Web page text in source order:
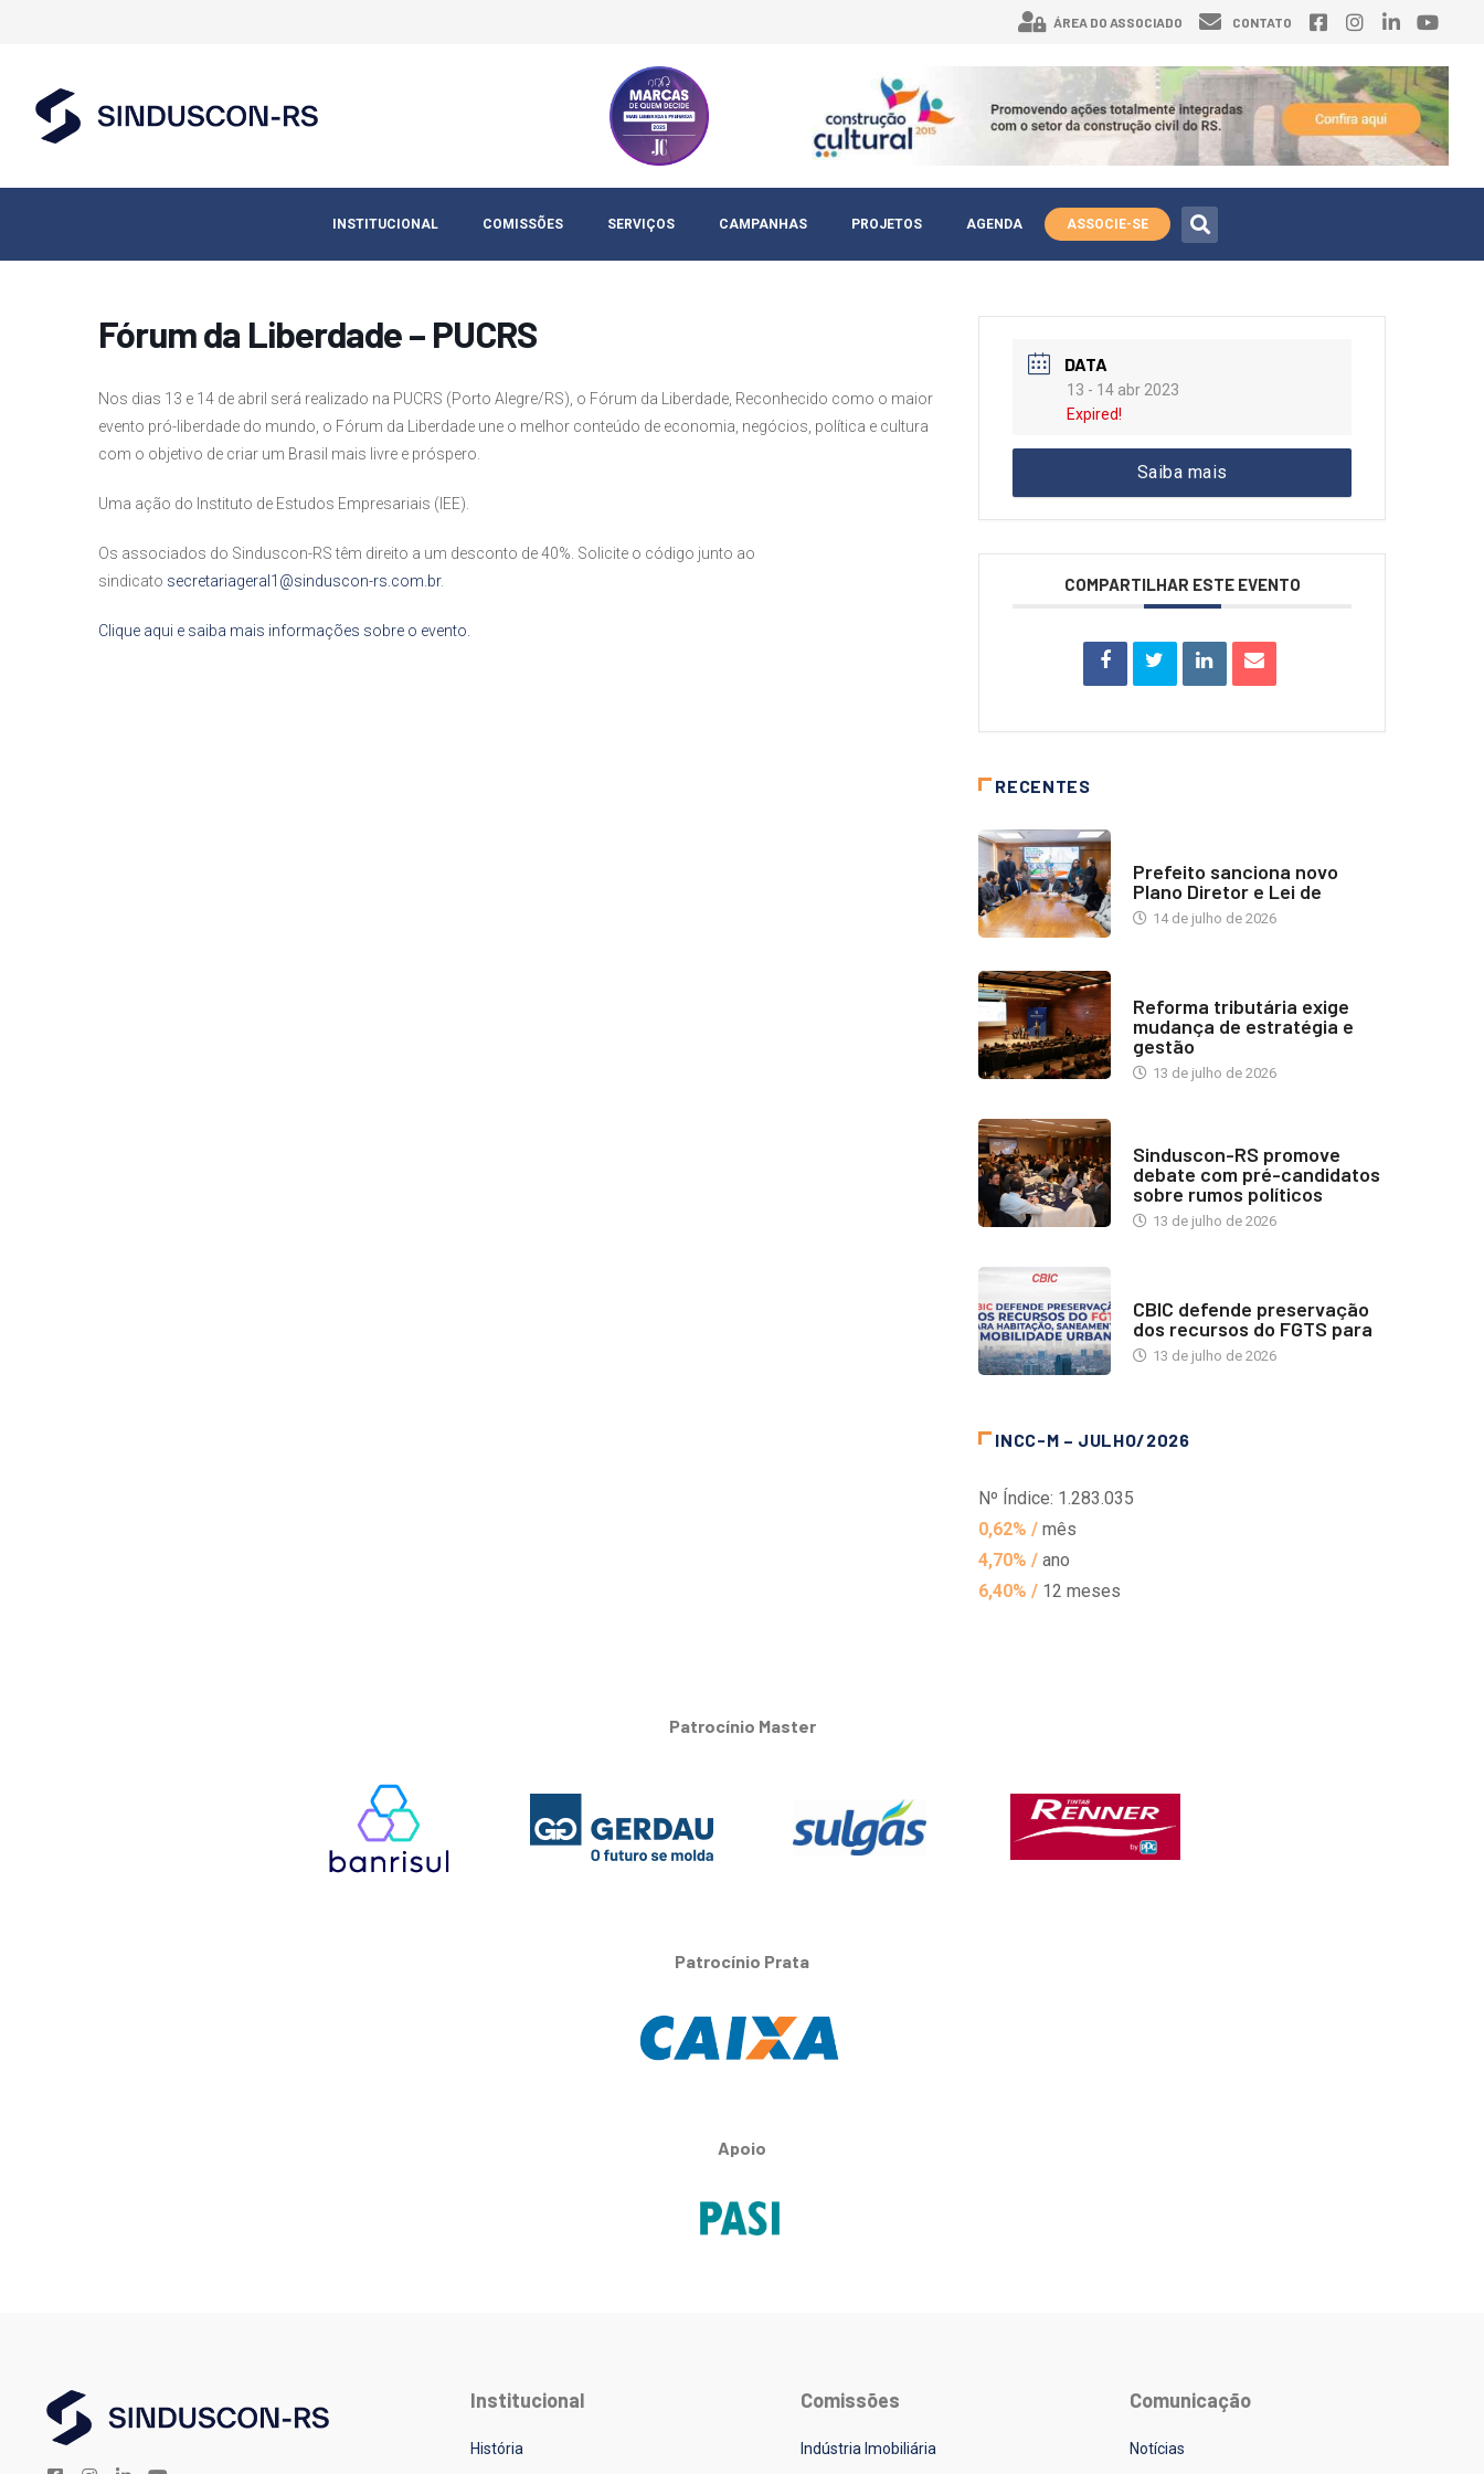
ÁREA DO ASSOCIADO CONTATO
INSTITUCIONAL COMISSÕES SERVIÇOS CAMPANHAS PROJETOS AGENDA ASSOCIE-SE
Fórum da Liberdade – PUCRS
Nos dias 13 e 14 de abril será realizado na PUCRS (Porto Alegre/RS), o Fórum da Liberdade, Reconhecido como o maior
evento pró-liberdade do mundo, o Fórum da Liberdade une o melhor conteúdo de economia, negócios, política e cultura
com o objetivo de criar um Brasil mais livre e próspero.
Uma ação do Instituto de Estudos Empresariais (IEE).
Os associados do Sinduscon-RS têm direito a um desconto de 40%. Solicite o código junto ao
sindicato secretariageral1@sinduscon-rs. com.br.
Clique aqui e saiba mais informações sobre o evento.
DATA
13 - 14 abr 2023
Expired!
Saiba mais
COMPARTILHAR ESTE EVENTO
RECENTES
Prefeito sanciona novo
Plano Diretor e Lei de
14 de julho de 2026
Reforma tributária exige
mudança de estratégia e
gestão
13 de julho de 2026
Sinduscon-RS promove
debate com pré-candidatos
sobre rumos políticos
13 de julho de 2026
CBIC defende preservação
dos recursos do FGTS para
13 de julho de 2026
INCC-M – JULHO/2026
Nº Índice: 1.283.035
0,62% /mês
4,70% /ano
6,40% / 12 meses
Patrocínio Master
Patrocínio Prata
Apoio
Institucional
História
Comissões
Indústria Imobiliária
Comunicação
Notícias